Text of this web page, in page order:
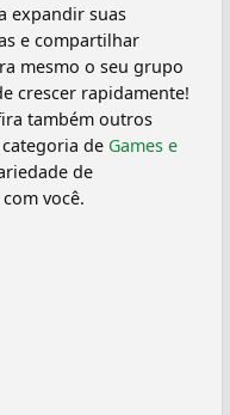
expandir suas
e compartilhar
mesmo o seu grupo
crescer rapidamente!
também outros
de Games e
de
você.